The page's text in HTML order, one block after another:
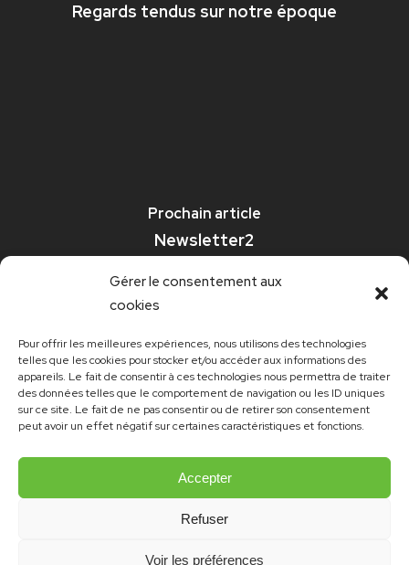
Gérer le consentement aux
cookies
Pour offrir les meilleures expériences, nous utilisons des technologies
telles que les cookies pour stocker et/ou accéder aux informations des
appareils. Le fait de consentir à ces technologies nous permettra de traiter
des données telles que le comportement de navigation ou les ID uniques
sur ce site. Le fait de ne pas consentir ou de retirer son consentement
peut avoir un effet négatif sur certaines caractéristiques et fonctions.
Accepter
Refuser
Voir les préférences
Regards tendus sur notre époque
Prochain article
Newsletter2